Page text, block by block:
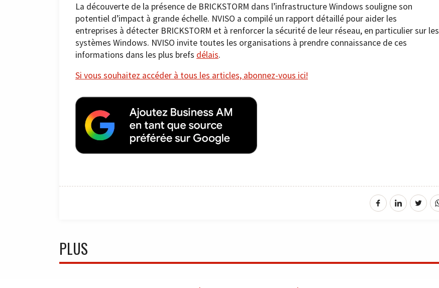
La découverte de la présence de BRICKSTORM dans l’infrastructure Windows souligne son
potentiel d’impact à grande échelle. NVISO a compilé un rapport détaillé pour aider les
entreprises à détecter BRICKSTORM et à renforcer la sécurité de leur réseau, en particulier sur les
systèmes Windows. NVISO invite toutes les organisations à prendre connaissance de ces
informations dans les plus brefs délais.
Si vous souhaitez accéder à tous les articles, abonnez-vous ici!
PLUS